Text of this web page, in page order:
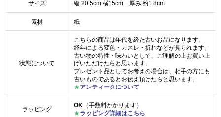
サイズ 縦 20.5cm 横15cm 厚み 約1.8cm
素材 紙
状態について
こちらの商品は年代を経た古いお品になります。
経年による変色・カスレ・折れなどが見られます。
古い物の特性・味わいとして、ご理解の上お買い上
げいただけたらと思います。
プレゼント品としてお考えの場合は、相手の方にも
古いものであるとお伝え頂けたらと思います。
★アンティークについて
ラッピング
OK （手数料かかります）
★ラッピング詳細はこちら